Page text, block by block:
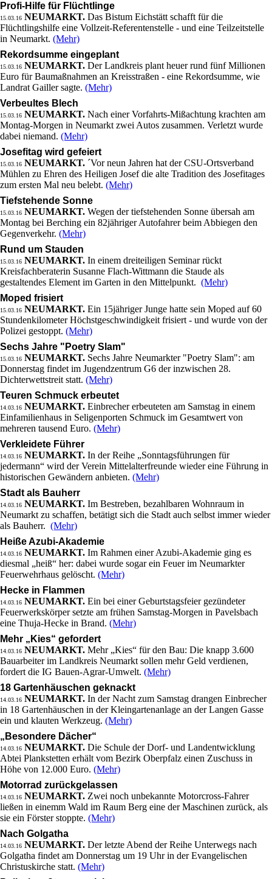
Profi-Hilfe für Flüchtlinge
15.03.16 NEUMARKT. Das Bistum Eichstätt schafft für die
Flüchtlingshilfe eine Vollzeit-Referentenstelle - und eine Teilzeitstelle
in Neumarkt. (Mehr)
Rekordsumme eingeplant
15.03.16 NEUMARKT. Der Landkreis plant heuer rund fünf Millionen
Euro für Baumaßnahmen an Kreisstraßen - eine Rekordsumme, wie
Landrat Gailler sagte. (Mehr)
Verbeultes Blech
15.03.16 NEUMARKT. Nach einer Vorfahrts-Mißachtung krachten am
Montag-Morgen in Neumarkt zwei Autos zusammen. Verletzt wurde
dabei niemand. (Mehr)
Josefitag wird gefeiert
15.03.16 NEUMARKT. ´Vor neun Jahren hat der CSU-Ortsverband
Mühlen zu Ehren des Heiligen Josef die alte Tradition des Josefitages
zum ersten Mal neu belebt. (Mehr)
Tiefstehende Sonne
15.03.16 NEUMARKT. Wegen der tiefstehenden Sonne übersah am
Montag bei Berching ein 82jähriger Autofahrer beim Abbiegen den
Gegenverkehr. (Mehr)
Rund um Stauden
15.03.16 NEUMARKT. In einem dreiteiligen Seminar rückt
Kreisfachberaterin Susanne Flach-Wittmann die Staude als
gestaltendes Element im Garten in den Mittelpunkt. (Mehr)
Moped frisiert
15.03.16 NEUMARKT. Ein 15jähriger Junge hatte sein Moped auf 60
Stundenkilometer Höchstgeschwindigkeit frisiert - und wurde von der
Polizei gestoppt. (Mehr)
Sechs Jahre "Poetry Slam"
15.03.16 NEUMARKT. Sechs Jahre Neumarkter "Poetry Slam": am
Donnerstag findet im Jugendzentrum G6 der inzwischen 28.
Dichterwettstreit statt. (Mehr)
Teuren Schmuck erbeutet
14.03.16 NEUMARKT. Einbrecher erbeuteten am Samstag in einem
Einfamilienhaus in Seligenporten Schmuck im Gesamtwert von
mehreren tausend Euro. (Mehr)
Verkleidete Führer
14.03.16 NEUMARKT. In der Reihe „Sonntagsführungen für
jedermann“ wird der Verein Mittelalterfreunde wieder eine Führung in
historischen Gewändern anbieten. (Mehr)
Stadt als Bauherr
14.03.16 NEUMARKT. Im Bestreben, bezahlbaren Wohnraum in
Neumarkt zu schaffen, betätigt sich die Stadt auch selbst immer wieder
als Bauherr. (Mehr)
Heiße Azubi-Akademie
14.03.16 NEUMARKT. Im Rahmen einer Azubi-Akademie ging es
diesmal „heiß“ her: dabei wurde sogar ein Feuer im Neumarkter
Feuerwehrhaus gelöscht. (Mehr)
Hecke in Flammen
14.03.16 NEUMARKT. Ein bei einer Geburtstagsfeier gezündeter
Feuerwerkskörper setzte am frühen Samstag-Morgen in Pavelsbach
eine Thuja-Hecke in Brand. (Mehr)
Mehr „Kies“ gefordert
14.03.16 NEUMARKT. Mehr „Kies“ für den Bau: Die knapp 3.600
Bauarbeiter im Landkreis Neumarkt sollen mehr Geld verdienen,
fordert die IG Bauen-Agrar-Umwelt. (Mehr)
18 Gartenhäuschen geknackt
14.03.16 NEUMARKT. In der Nacht zum Samstag drangen Einbrecher
in 18 Gartenhäuschen in der Kleingartenanlage an der Langen Gasse
ein und klauten Werkzeug. (Mehr)
„Besondere Dächer“
14.03.16 NEUMARKT. Die Schule der Dorf- und Landentwicklung
Abtei Plankstetten erhält vom Bezirk Oberpfalz einen Zuschuss in
Höhe von 12.000 Euro. (Mehr)
Motorrad zurückgelassen
14.03.16 NEUMARKT. Zwei noch unbekannte Motorcross-Fahrer
ließen in einemm Wald im Raum Berg eine der Maschinen zurück, als
sie ein Förster stoppte. (Mehr)
Nach Golgatha
14.03.16 NEUMARKT. Der letzte Abend der Reihe Unterwegs nach
Golgatha findet am Donnerstag um 19 Uhr in der Evangelischen
Christuskirche statt. (Mehr)